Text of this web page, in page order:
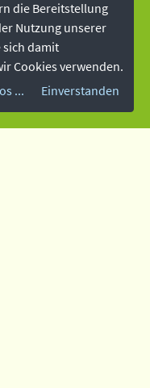
die Bereitstellung
Nutzung unserer
sich damit
Cookies verwenden.
...
Einverstanden